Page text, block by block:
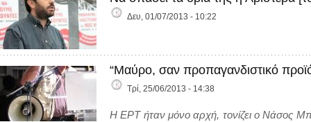
Δευ, 01/07/2013 - 10:22
“Μαύρο, σαν προπαγανδιστικό
Τρί, 25/06/2013 - 14:38
Η ΕΡΤ ήταν μόνο αρχή, τονίζει ο Νάσος